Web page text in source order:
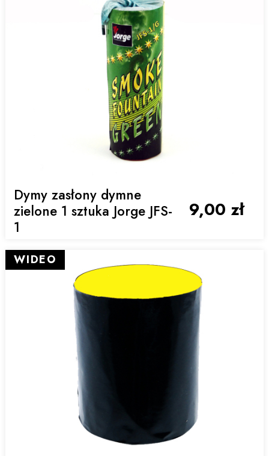
Dymy zasłony dymne
zielone 1 sztuka Jorge JFS-
1
9,00 zł
WIDEO